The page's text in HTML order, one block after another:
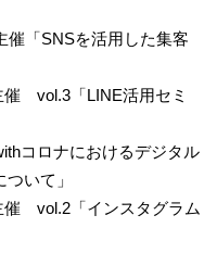
「SNSを活用した集客
vol.3「LINE活用セミ
コロナにおけるデジタル
いて」
vol.2「インスタグラム